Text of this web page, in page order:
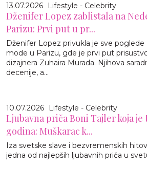
13.07.2026 Lifestyle - Celebrity
Dženifer Lopez zablistala na
Parizu: Prvi put u pr...
Dženifer Lopez privukla je sve poglede
mode u Parizu, gde je prvi put
dizajnera Zuhaira Murada. Njihova
decenije, a...
10.07.2026 Lifestyle - Celebrity
Ljubavna priča Boni Tajler koja je
godina: Muškarac k...
Iza svetske slave i bezvremenskih
jedna od najlepših ljubavnih priča u